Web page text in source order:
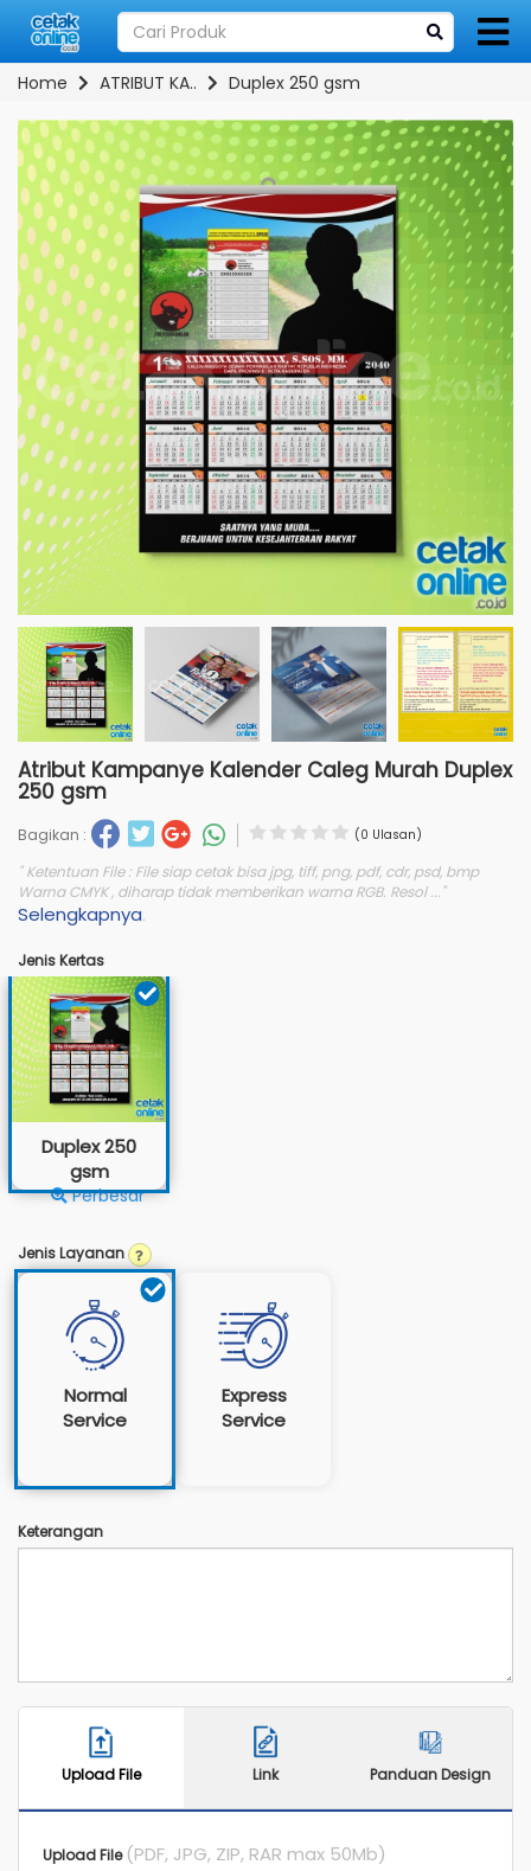
Home ATRIBUT KA.. Duplex 250 gsm
Atribut Kampanye Kalender Caleg Murah Duplex
250 gsm
Bagikan : (0 Ulasan)
" Ketentuan File : File siap cetak bisa jpg, tiff, png, pdf, cdr, psd, bmp
Warna CMYK , diharap tidak memberikan warna RGB. Resol ..."
Selengkapnya.
Jenis Kertas
Duplex 250
gsm
Perbesar
Jenis Layanan
Normal
Service
Express
Service
Keterangan
Upload File Link Panduan Design
Upload File (PDF, JPG, ZIP, RAR max 50Mb)